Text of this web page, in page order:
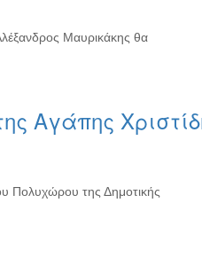
Μαυρικάκης θα
Αγάπης
Πολυχώρου της Δημοτικής